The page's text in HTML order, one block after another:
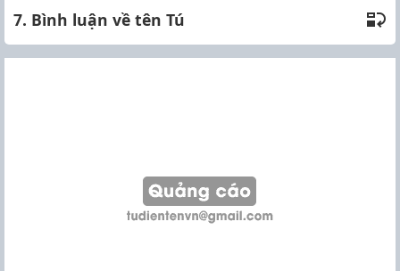
7. Bình luận về tên Tú